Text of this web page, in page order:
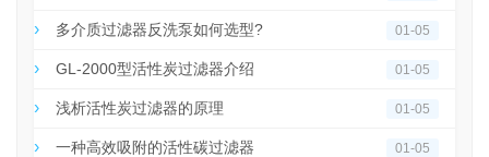
多介质过滤器反洗泵如何选型? 01-05
GL-2000型活性炭过滤器介绍 01-05
浅析活性炭过滤器的原理 01-05
一种高效吸附的活性碳过滤器 01-05